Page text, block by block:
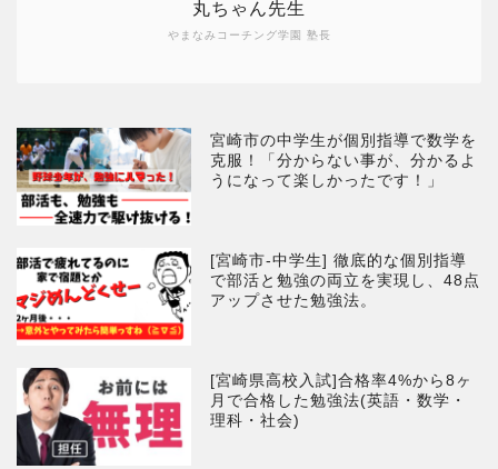
やまなみコーチング学園 塾長
丸ちゃん先生
宮崎市の中学生が個別指導で数学を
克服！「分からない事が、分かるよ
うになって楽しかったです！」
[宮崎市-中学生] 徹底的な個別指導
で部活と勉強の両立を実現し、48点
アップさせた勉強法。
[宮崎県高校入試]合格率4%から8ヶ
月で合格した勉強法(英語・数学・
理科・社会)